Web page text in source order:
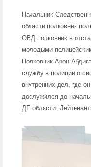
Начальник
области полковник
ОВД полковник в
молодыми
Полковник Арон
службу в полиции о
внутренних дел, где
дослужился до
ДП области.